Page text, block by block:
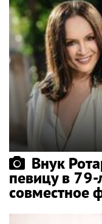
Внук
певицу в 79-
совместное